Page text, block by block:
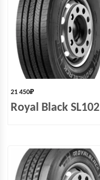
21 450₽
Royal Black SL102